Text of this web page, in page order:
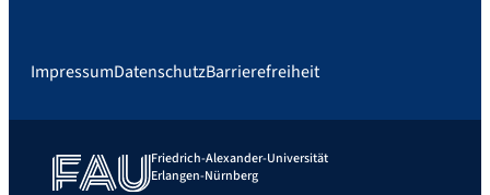
ImpressumDatenschutzBarrierefreiheit
Friedrich-Alexander-Universität
Erlangen-Nürnberg